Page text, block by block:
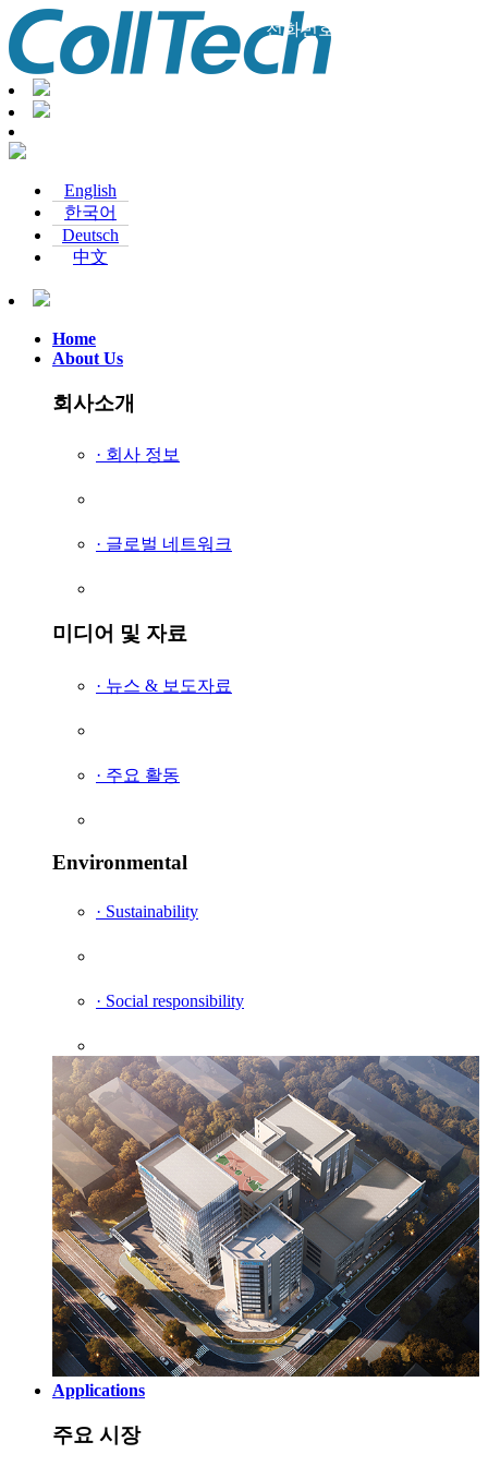
English
한국어
Deutsch
中文
Home
About Us
회사소개
· 회사 정보
· 글로벌 네트워크
미디어 및 자료
· 뉴스 & 보도자료
· 주요 활동
Environmental
· Sustainability
· Social responsibility
Applications
주요 시장
전화번호：+82-2-897-0339